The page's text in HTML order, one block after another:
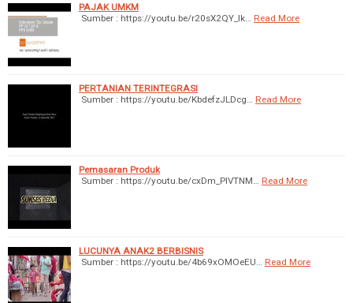
PAJAK UMKM
Sumber : https://youtu.be/r20sX2QY_lk…
Read More
PERTANIAN TERINTEGRASI
Sumber : https://youtu.be/KbdefzJLDcg…
Read More
Pemasaran Produk
Sumber : https://youtu.be/cxDm_PIVTNM…
Read More
LUCUNYA ANAK2 BERBISNIS
Sumber : https://youtu.be/4b69xOMOeEU…
Read More